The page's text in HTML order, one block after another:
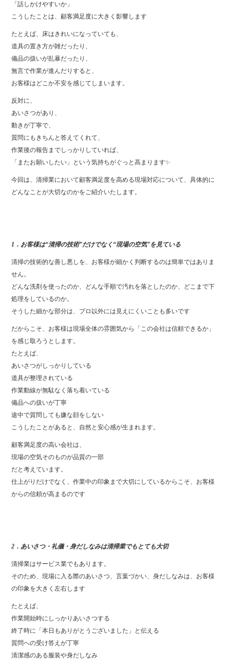
「話しかけやすいか」
こうしたことは、顧客満足度に大きく影響します
たとえば、床はきれいになっていても、
道具の置き方が雑だったり、
備品の扱いが乱暴だったり、
無言で作業が進んだりすると、
お客様はどこか不安を感じてしまいます。
反対に、
あいさつがあり、
動きが丁寧で、
質問にもきちんと答えてくれて、
作業後の報告までしっかりしていれば、
「またお願いしたい」という気持ちがぐっと高まります✨
今回は、清掃業において顧客満足度を高める現場対応について、具体的に
どんなことが大切なのかをご紹介いたします。
1．お客様は“清掃の技術”だけでなく“現場の空気”を見ている
清掃の技術的な善し悪しを、お客様が細かく判断するのは簡単ではありま
せん。
どんな洗剤を使ったのか、どんな手順で汚れを落としたのか、どこまで下
処理をしているのか。
そうした細かな部分は、プロ以外には見えにくいことも多いです
だからこそ、お客様は現場全体の雰囲気から「この会社は信頼できるか」
を感じ取ろうとします。
たとえば、
あいさつがしっかりしている
道具が整理されている
作業動線が無駄なく落ち着いている
備品への扱いが丁寧
途中で質問しても嫌な顔をしない
こうしたことがあると、自然と安心感が生まれます。
顧客満足度の高い会社は、
現場の空気そのものが品質の一部
だと考えています。
仕上がりだけでなく、作業中の印象まで大切にしているからこそ、お客様
からの信頼が高まるのです
2．あいさつ・礼儀・身だしなみは清掃業でもとても大切
清掃業はサービス業でもあります。
そのため、現場に入る際のあいさつ、言葉づかい、身だしなみは、お客様
の印象を大きく左右します
たとえば、
作業開始時にしっかりあいさつする
終了時に「本日もありがとうございました」と伝える
質問への受け答えが丁寧
清潔感のある服装や身だしなみ